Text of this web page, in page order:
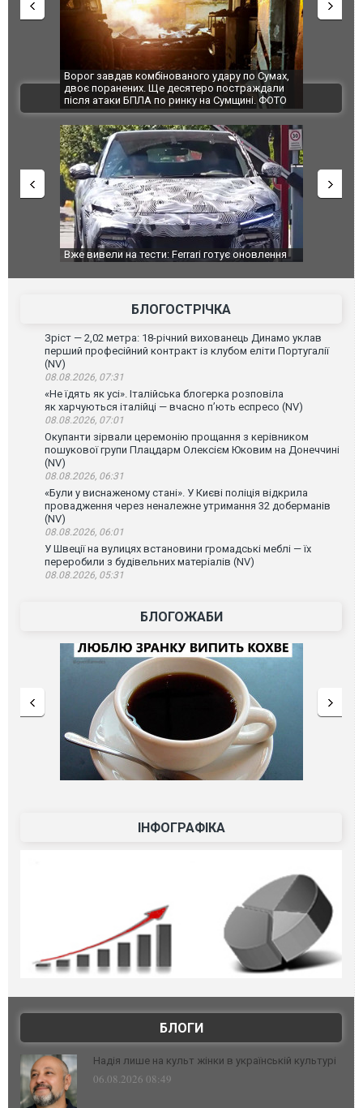
комбінованого удару по Сумах,
Ще десятеро постраждали
БПЛА по ринку на Сумщині. ФОТО
За 2000 кілометрів від кордону з
Єкатеринбурзі після атаки дронів
склад Wildberries. ФОТО. ВІДЕО
ВІДЕО
на тести: Ferrari готує оновлення
Вийшов трейлер нової
БЛОГОСТРІЧКА
Зріст — 2,02 метра: 18-річний вихованець Динамо уклав
перший професійний контракт із клубом еліти Португалії
(NV)
08.08.2026, 07:31
«Не їдять як усі». Італійська блогерка розповіла
як харчуються італійці — вчасно п’ють еспресо (NV)
08.08.2026, 07:01
Окупанти зірвали церемонію прощання з керівником
пошукової групи Плацдарм Олексієм Юковим на Донеччині
(NV)
08.08.2026, 06:31
«Були у виснаженому стані». У Києві поліція відкрила
провадження через неналежне утримання 32 доберманів
(NV)
08.08.2026, 06:01
У Швеції на вулицях встановини громадські меблі — їх
переробили з будівельних матеріалів (NV)
08.08.2026, 05:31
БЛОГОЖАБИ
ІНФОГРАФІКА
БЛОГИ
Надія лише на культ жінки в українській культурі
06.08.2026 08:49